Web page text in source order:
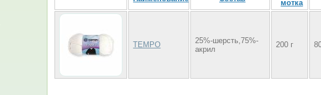
мотка
TEMPO
25%-шерсть,75%-
акрил
200 г